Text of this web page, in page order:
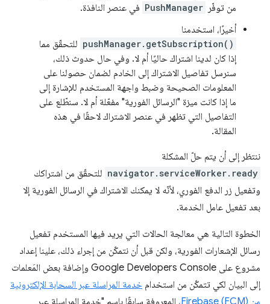
من توفّر PushManager في عنصر النافذة.
أخيرًا، استخدمنا
pushManager.getSubscription() للتحقّق مما
إذا كان لدينا اشتراك حاليًا أم لا. وفي حال حدوث ذلك،
سنرسل تفاصيل الاشتراك إلى الخادم لضمان حصولنا على
المعلومات الصحيحة وضبط واجهة المستخدم للإشارة إلى
ما إذا كانت ميزة "الرسائل الفورية" مفعّلة أم لا. سنطّلع على
التفاصيل التي تظهر في عنصر الاشتراك لاحقًا في هذه
المقالة.
ننتظر إلى أن يتم حلّ المشكلة
navigator.serviceWorker.ready للتحقّق من اشتراكك
وتفعيل زر الدفع الفوري، لأنّه لا يمكنك الاشتراك في الرسائل الفورية إلا
بعد تفعيل عامل الخدمة.
الخطوة التالية هي معالجة الحالات التي يريد فيها المستخدم تفعيل
رسائل الإشعارات الفورية، ولكن قبل أن نتمكّن من إجراء ذلك، علينا إعداد
مشروع على Google Developers Console وإضافة بعض المَعلمات
إلى البيان لكي تتمكّن من استخدام خدمة المراسلة عبر السحابة الإلكترونية
من Firebase (FCM)
، المعروفة سابقًا باسم "خدمة المراسلة عبر